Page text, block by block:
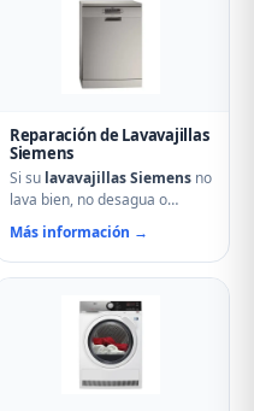
Reparación de Lavavajillas
Siemens
Si su lavavajillas Siemens no
lava bien, no desagua o
muestra errores en el display,
nuestro servicio técnico en
Dueñas puede ayudarle.
obstruidos, bombas de
desagüe, problemas de
secado y fallos electrónicos
con piezas originales.
Más información →